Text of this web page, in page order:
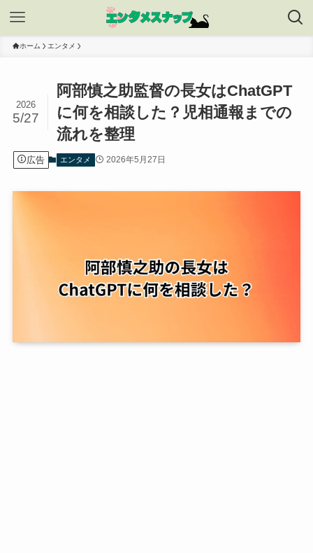
ホーム エンタメ
阿部慎之助監督の長女はChatGPT
に何を相談した？児相通報までの
流れを整理
2026
5/27
広告 エンタメ 2026年5月27日